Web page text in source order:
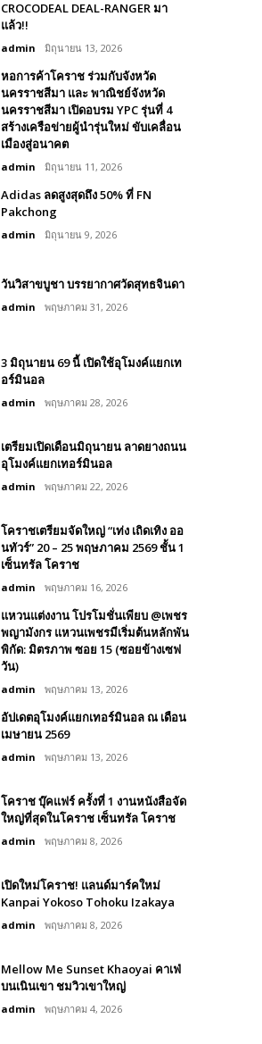
CROCODEAL DEAL-RANGER มา
แล้ว!!
admin มิถุนายน 13, 2026
หอการค้าโคราช ร่วมกับจังหวัด
นครราชสีมา และ พาณิชย์จังหวัด
นครราชสีมา เปิดอบรม YPC รุ่นที่ 4
สร้างเครือข่ายผู้นำรุ่นใหม่ ขับเคลื่อน
เมืองสู่อนาคต
admin มิถุนายน 11, 2026
Adidas ลดสูงสุดถึง 50% ที่ FN
Pakchong
admin มิถุนายน 9, 2026
วันวิสาขบูชา บรรยากาศวัดสุทธจินดา
admin พฤษภาคม 31, 2026
3 มิถุนายน 69 นี้ เปิดใช้อุโมงค์แยกเท
อร์มินอล
admin พฤษภาคม 28, 2026
เตรียมเปิดเดือนมิถุนายน ลาดยางถนน
อุโมงค์แยกเทอร์มินอล
admin พฤษภาคม 22, 2026
โคราชเตรียมจัดใหญ่ “เท่ง เถิดเทิง ออ
นทัวร์” 20 – 25 พฤษภาคม 2569 ชั้น 1
เซ็นทรัล โคราช
admin พฤษภาคม 16, 2026
แหวนแต่งงาน โปรโมชั่นเพียบ @เพชร
พญามังกร แหวนเพชรมีเริ่มต้นหลักพัน
พิกัด: มิตรภาพ ซอย 15 (ซอยข้างเซฟ
วัน)
admin พฤษภาคม 13, 2026
อัปเดตอุโมงค์แยกเทอร์มินอล ณ เดือน
เมษายน 2569
admin พฤษภาคม 13, 2026
โคราช บุ๊คแฟร์​ ครั้งที่​ 1 งานหนังสือจัด
ใหญ่ที่สุดในโคราช เซ็นทรัล โคราช
admin พฤษภาคม 8, 2026
เปิดใหม่โคราช! แลนด์มาร์คใหม่
Kanpai Yokoso Tohoku Izakaya
admin พฤษภาคม 8, 2026
Mellow Me Sunset Khaoyai คาเฟ่
บนเนินเขา ชมวิวเขาใหญ่
admin พฤษภาคม 4, 2026